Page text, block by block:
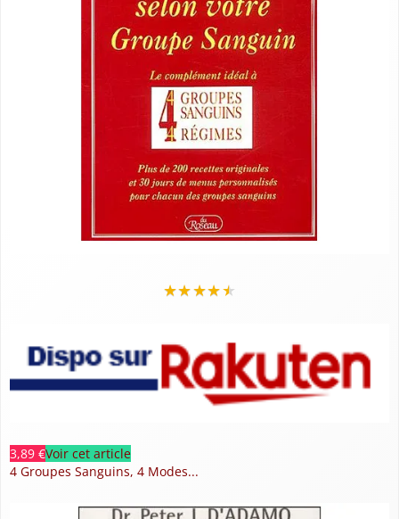
★★★★★
3,89 €Voir cet article
4 Groupes Sanguins, 4 Modes...